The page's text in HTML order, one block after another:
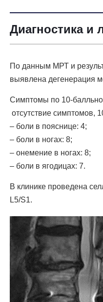
Диагностика и
По данным МРТ и
выявлена дегенерация
Симптомы по 10-
отсутствие симптомов,
– боли в пояснице: 4;
– боли в ногах: 8;
– онемение в ногах: 8;
– боли в ягодицах: 7.
В клинике проведена
L5/S1.